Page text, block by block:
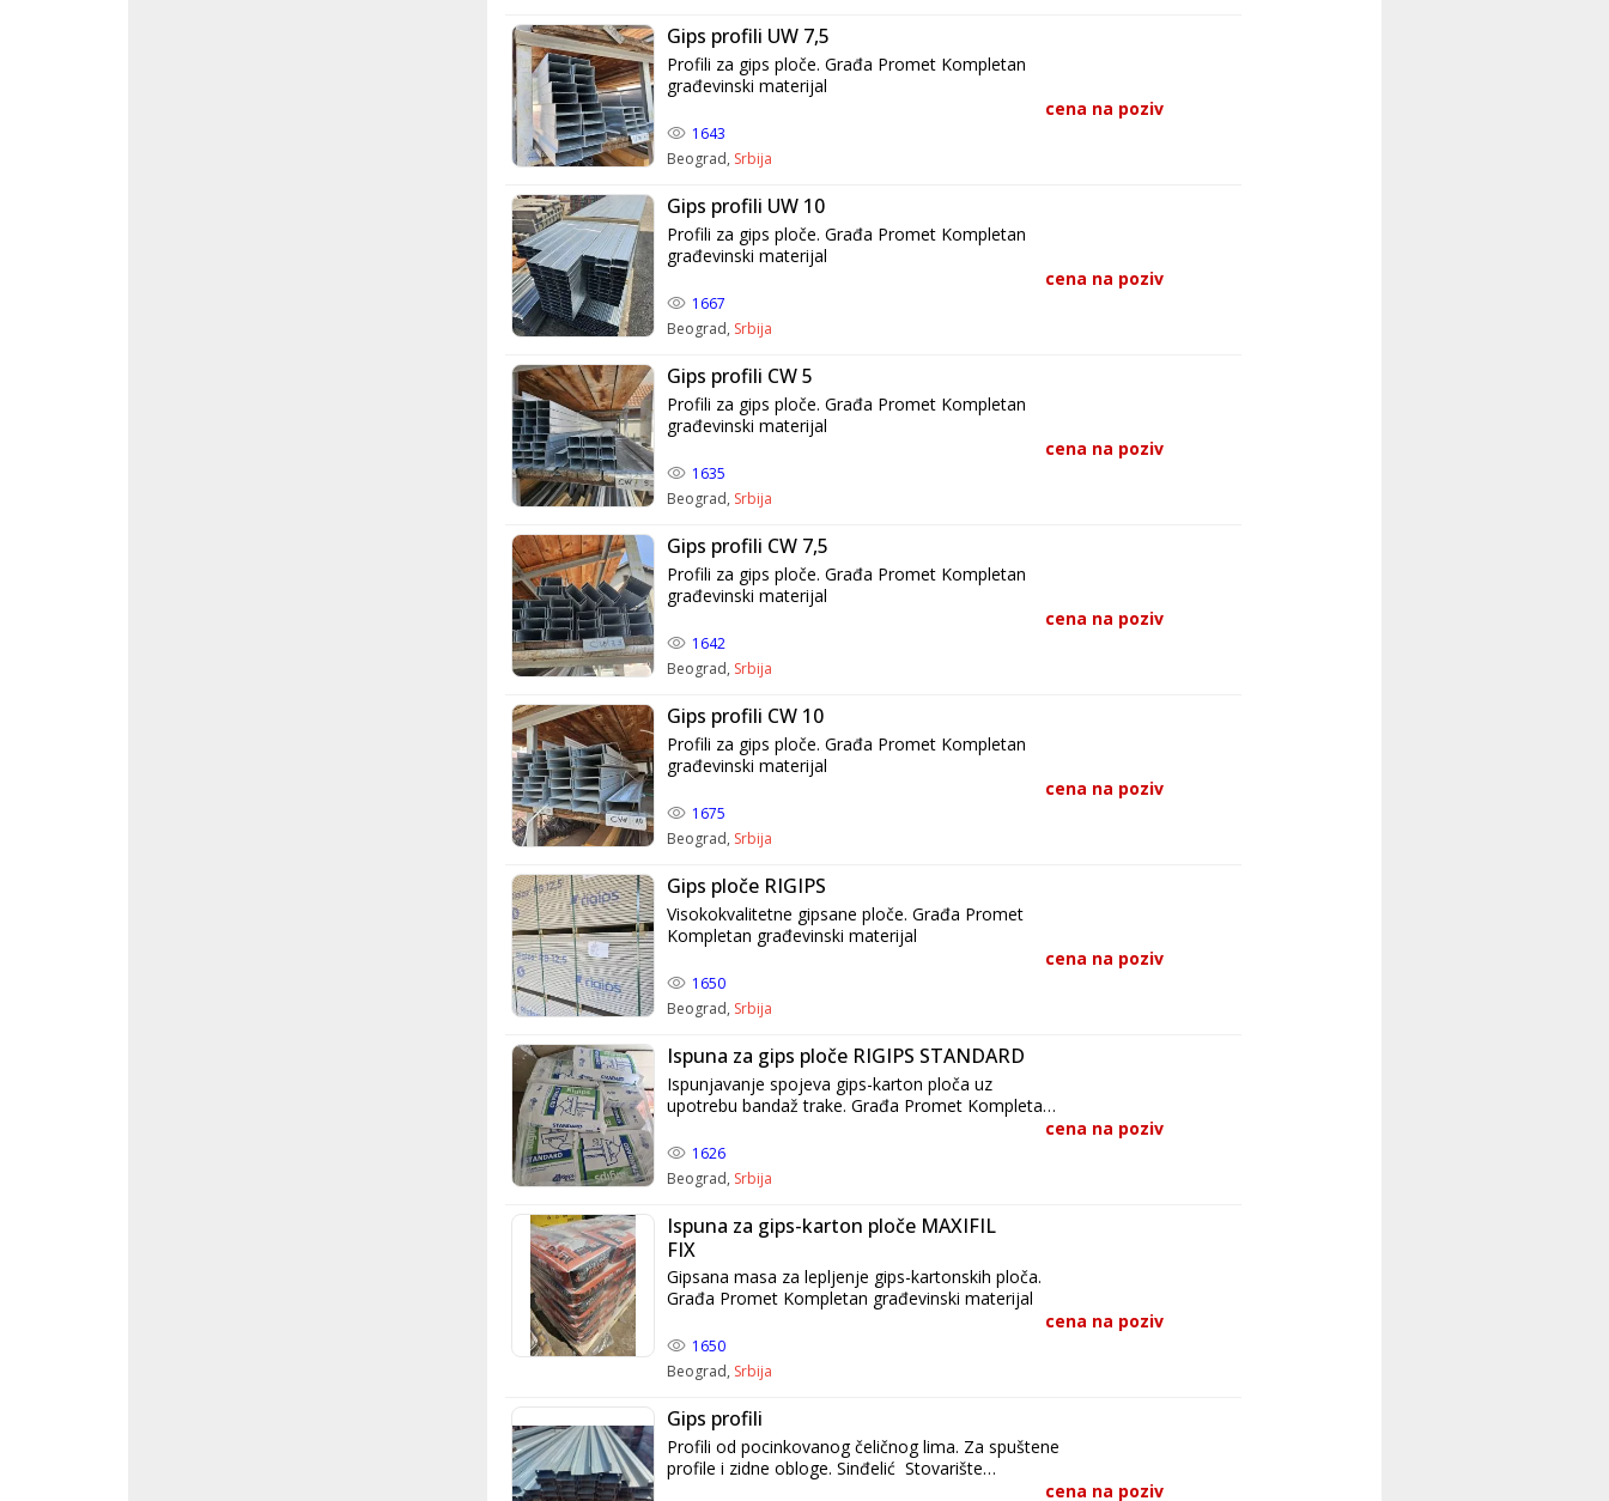
Gips profili UW 7,5
Profili za gips ploče. Građa Promet Kompletan
građevinski materijal
cena na poziv
1643
Beograd, Srbija
Gips profili UW 10
Profili za gips ploče. Građa Promet Kompletan
građevinski materijal
cena na poziv
1667
Beograd, Srbija
Gips profili CW 5
Profili za gips ploče. Građa Promet Kompletan
građevinski materijal
cena na poziv
1635
Beograd, Srbija
Gips profili CW 7,5
Profili za gips ploče. Građa Promet Kompletan
građevinski materijal
cena na poziv
1642
Beograd, Srbija
Gips profili CW 10
Profili za gips ploče. Građa Promet Kompletan
građevinski materijal
cena na poziv
1675
Beograd, Srbija
Gips ploče RIGIPS
Visokokvalitetne gipsane ploče. Građa Promet
Kompletan građevinski materijal
cena na poziv
1650
Beograd, Srbija
Ispuna za gips ploče RIGIPS STANDARD
Ispunjavanje spojeva gips-karton ploča uz
upotrebu bandaž trake. Građa Promet Kompletan
cena na poziv
1626
Beograd, Srbija
Ispuna za gips-karton ploče MAXIFIL
FIX
Gipsana masa za lepljenje gips-kartonskih ploča.
Građa Promet Kompletan građevinski materijal
cena na poziv
1650
Beograd, Srbija
Gips profili
Profili od pocinkovanog čeličnog lima. Za spuštene
profile i zidne obloge. Sinđelić Stovarište
cena na poziv